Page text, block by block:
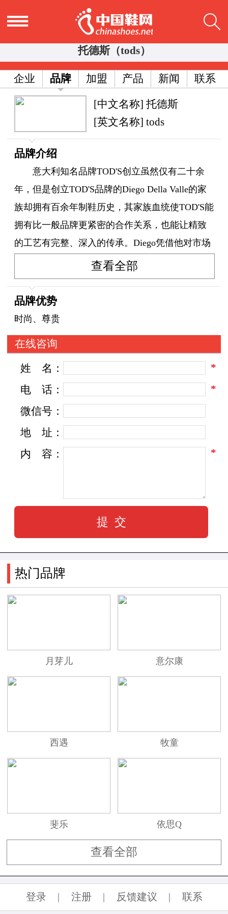
托德斯（tods）
企业 品牌 加盟 产品 新闻 联系
[中文名称] 托德斯
[英文名称] tods
品牌介绍
意大利知名品牌TOD'S创立虽然仅有二十余
年，但是创立TOD'S品牌的Diego Della Valle的家
族却拥有百余年制鞋历史，其家族血统使TOD'S能
拥有比一般品牌更紧密的合作关系，也能让精致
的工艺有完整、深入的传承。Diego凭借他对市场
的敏锐嗅觉，观察到那些懂得奢华生活品位的上
流社会人士在休闲时刻对“高品质”好鞋的需求，
随即创立于TOD'S。随性而生的生活方式，散发独
特的魅力，令世界艳羡;优雅而简洁的奢华，追求
来TOD'S标志性的特征，这同时也是TOD'S能够拥
有无数忠实拥趸的原因，并使之迅速成为世界制
鞋业和皮革业的引领者。
TOD'S 是意大利著名的鞋履和包包品牌，特
别以集优雅和舒适一身的“TOD'S 豆豆鞋”闻名于
世。TOD'S 近年由以优雅著称的格温妮丝·帕特
大多数人心目中毋庸置疑的，TOD'S 更以创造出
了被形容为像是走在水床上，完全没有压力的“豆
如果追求一款顶级的品牌包是一种虚荣，那
么对TOD'S的虚荣是值得的，它完美而深沉，因为
TOD'S品牌的 Diego DellaValle 家族却已经拥有百
整、深入的传承。
休闲时刻对“高品质”好鞋的需求，所以，有了
TOD'S。 TOD'S 的传奇是关于简单的意大利皮具
的传奇，二十年来他们只有皮底、胶底、软底三
款 moccasins便鞋及 D Bag、Eight Bag 两款皮包。
但就是这样的简单却吸引到了戴安娜王妃、
查看全部
品牌优势
时尚、尊贵
在线咨询
姓
名：
*
电
话：
*
微信号：
地
址：
内
容： *
热门品牌
月芽儿 意尔康
西遇 牧童
斐乐 依思Q
查看全部
登录 注册 反馈建议 联系